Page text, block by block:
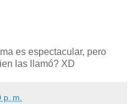
es espectacular, pero
las llamó? XD
m.